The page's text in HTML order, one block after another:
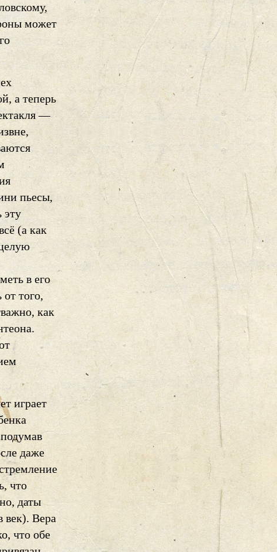
может
а теперь
—
пьесы,
эту
(а как
в его
того,
как
играет
даже
что
даты
век). Вера
что обе